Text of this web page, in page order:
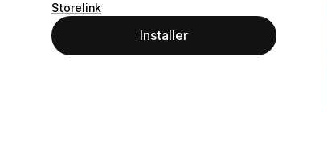
Storelink
Installer